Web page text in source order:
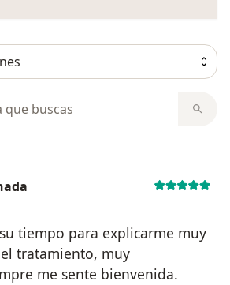
tiempo para explicarme muy
tratamiento, muy
me sente bienvenida.